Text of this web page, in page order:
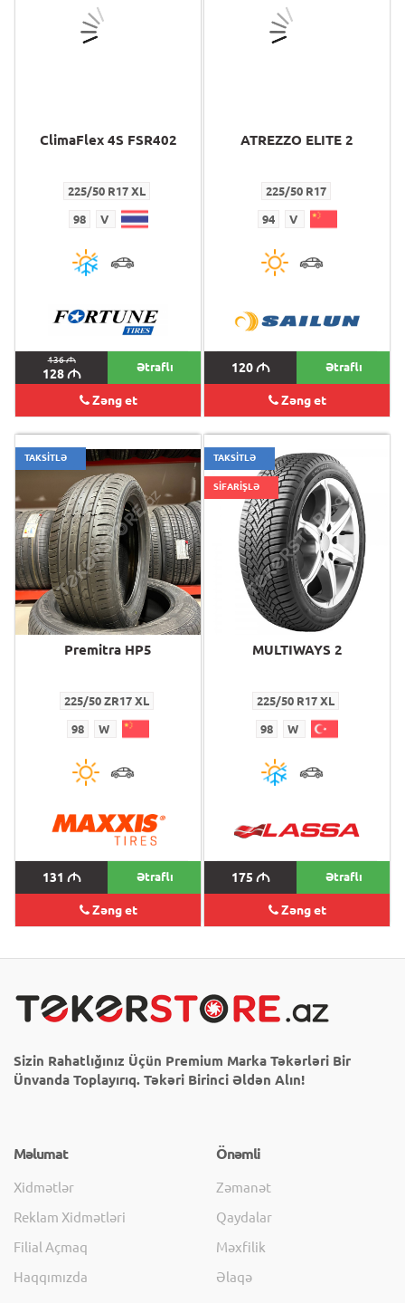
ClimaFlex 4S FSR402
225/50 R17 XL
98 V
136M
128M Ətraflı
Zəng et
ATREZZO ELITE 2
225/50 R17
94 V
120M Ətraflı
Zəng et
TAKSİTLƏ
Premitra HP5
225/50 ZR17 XL
98 W
131 M Ətraflı
Zəng et
TAKSİTLƏ
SİFARİŞLƏ
MULTIWAYS 2
225/50 R17 XL
98 W
175 M Ətraflı
Zəng et
Sizin Rahatlığınız Üçün Premium Marka Təkərləri Bir
Ünvanda Toplayırıq. Təkəri Birinci Əldən Alın!
Məlumat
Xidmətlər
Reklam Xidmətləri
Filial Açmaq
Haqqımızda
Önəmli
Zəmanət
Qaydalar
Məxfilik
Əlaqə